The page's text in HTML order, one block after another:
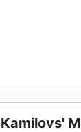
Kamilovs'